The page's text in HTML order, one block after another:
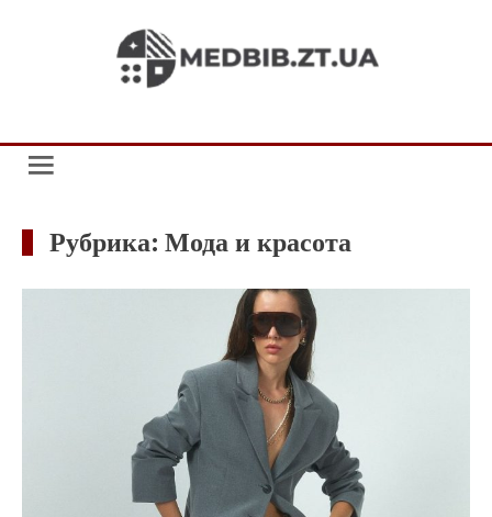
medbib.zt.ua
Рубрика: Мода и красота